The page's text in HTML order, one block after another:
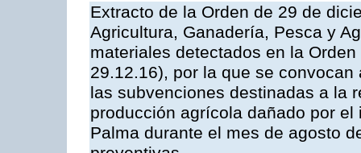
Extracto de la Orden de 29 de
Agricultura, Ganadería, Pesca y
materiales detectados en la
29.12.16), por la que se
las subvenciones destinadas a la
producción agrícola dañado por
Palma durante el mes de agosto